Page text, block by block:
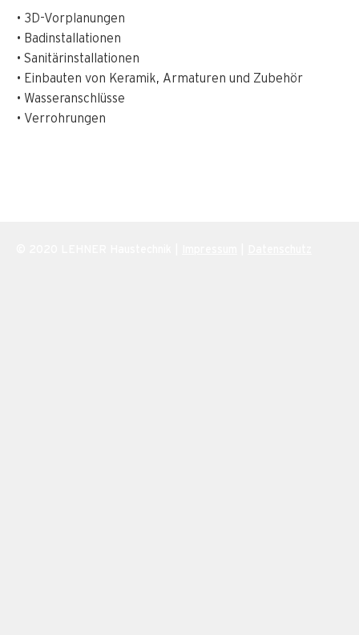
• 3D-Vorplanungen
• Badinstallationen
• Sanitärinstallationen
• Einbauten von Keramik, Armaturen und Zubehör
• Wasseranschlüsse
• Verrohrungen